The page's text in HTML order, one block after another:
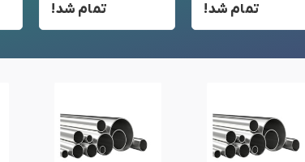
تمام شد! تمام شد!